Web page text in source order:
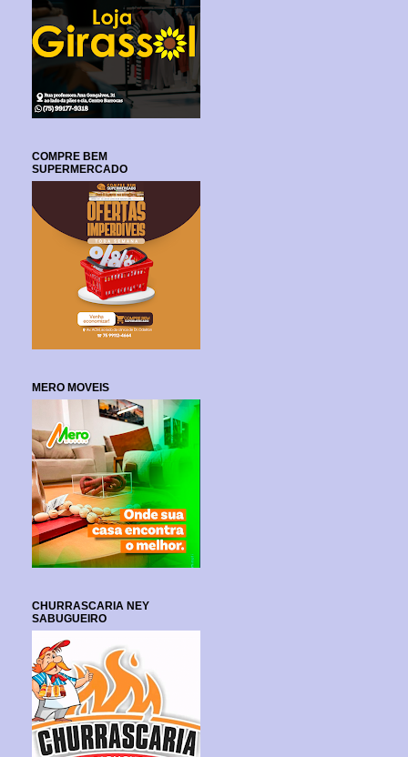
COMPRE BEM
SUPERMERCADO
MERO MOVEIS
CHURRASCARIA NEY
SABUGUEIRO